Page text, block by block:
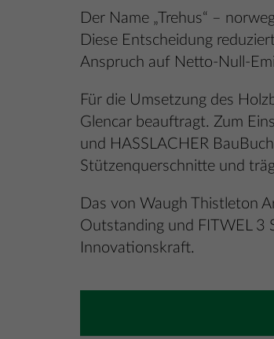
Der Name „Trehus“ –
Diese Entscheidung
Anspruch auf Netto-Null-
Für die Umsetzung des
Glencar beauftragt. Zum
und HASSLACHER
Stützenquerschnitte und
Das von Waugh Thistleton
Outstanding und FITWEL 3
Innovationskraft.